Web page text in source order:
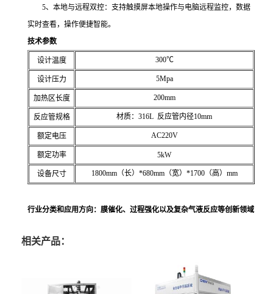
5、本地与远程双控：支持触摸屏本地操作与电脑远程监控，数据
实时查看，操作便捷智能。
技术参数
设计温度 300℃
设计压力 5Mpa
加热区长度 200mm
反应管规格 材质：316L 反应管内径10mm
额定电压 AC220V
额定功率 5kW
设备尺寸 1800mm（长）*680mm（宽）*1700（高）mm
行业分类和应用方向：膜催化、过程强化以及复杂气液反应等创新领域
相关产品：